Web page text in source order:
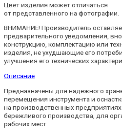
Цвет изделия может отличаться
от представленного на фотографии.
ВНИМАНИЕ! Производитель
предварительного уведомления,
конструкцию, комплектацию или
изделия, не ухудшающие его
улучшения его технических
Описание
Предназначены для надежного
перемещения инструмента и
на производственных
бережливого производства, для
рабочих мест.